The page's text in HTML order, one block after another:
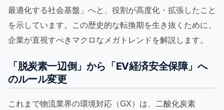
最適化する社会基盤」へと、役割が高度化・拡張したこと
を示しています。この歴史的な転換期を生き抜くために、
企業が直視すべきマクロなメガトレンドを解説します。
「脱炭素一辺倒」から「EV経済安全保障」へ
のルール変更
これまで物流業界の環境対応（GX）は、二酸化炭素